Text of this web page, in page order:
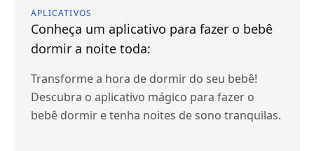
APLICATIVOS
Conheça um aplicativo para fazer o bebê
dormir a noite toda:
Transforme a hora de dormir do seu bebê!
Descubra o aplicativo mágico para fazer o
bebê dormir e tenha noites de sono tranquilas.